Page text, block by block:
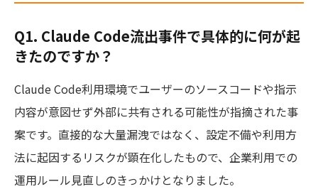
Q1. Claude Code流出事件で具体的に何が起
きたのですか？
Claude Code利用環境でユーザーのソースコードや指示
内容が意図せず外部に共有される可能性が指摘された事
案です。直接的な大量漏洩ではなく、設定不備や利用方
法に起因するリスクが顕在化したもので、企業利用での
運用ルール見直しのきっかけとなりました。